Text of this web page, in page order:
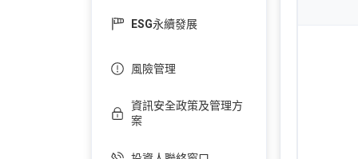
ESG永續發展
風險管理
資訊安全政策及管理方
案